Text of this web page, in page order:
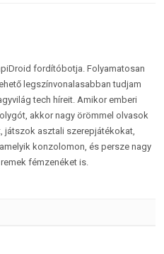
fordítóbotja. Folyamatosan
legszínvonalasabban tudjam
tech híreit. Amikor emberi
akkor nagy örömmel olvasok
játszok asztali szerepjátékokat,
konzolomon, és persze nagy
fémzenéket is.